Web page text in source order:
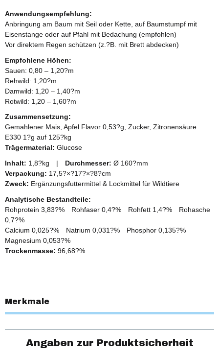
Anwendungsempfehlung:
Anbringung am Baum mit Seil oder Kette, auf Baumstumpf mit
Eisenstange oder auf Pfahl mit Bedachung (empfohlen)
Vor direktem Regen schützen (z.?B. mit Brett abdecken)
Empfohlene Höhen:
Sauen: 0,80 – 1,20?m
Rehwild: 1,20?m
Damwild: 1,20 – 1,40?m
Rotwild: 1,20 – 1,60?m
Zusammensetzung:
Gemahlener Mais, Apfel Flavor 0,53?g, Zucker, Zitronensäure
E330 1?g auf 125?kg
Trägermaterial: Glucose
Inhalt: 1,8?kg | Durchmesser: Ø 160?mm
Verpackung: 17,5?×?17?×?8?cm
Zweck: Ergänzungsfuttermittel & Lockmittel für Wildtiere
Analytische Bestandteile:
Rohprotein 3,83?% Rohfaser 0,4?% Rohfett 1,4?% Rohasche
0,7?%
Calcium 0,025?% Natrium 0,031?% Phosphor 0,135?%
Magnesium 0,053?%
Trockenmasse: 96,68?%
Merkmale
Angaben zur Produktsicherheit